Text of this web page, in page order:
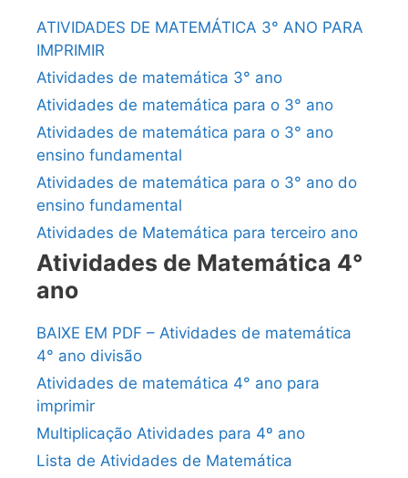
ATIVIDADES DE MATEMÁTICA 3° ANO PARA
IMPRIMIR
Atividades de matemática 3° ano
Atividades de matemática para o 3° ano
Atividades de matemática para o 3° ano
ensino fundamental
Atividades de matemática para o 3° ano do
ensino fundamental
Atividades de Matemática para terceiro ano
Atividades de Matemática 4°
ano
BAIXE EM PDF – Atividades de matemática
4° ano divisão
Atividades de matemática 4° ano para
imprimir
Multiplicação Atividades para 4º ano
Lista de Atividades de Matemática